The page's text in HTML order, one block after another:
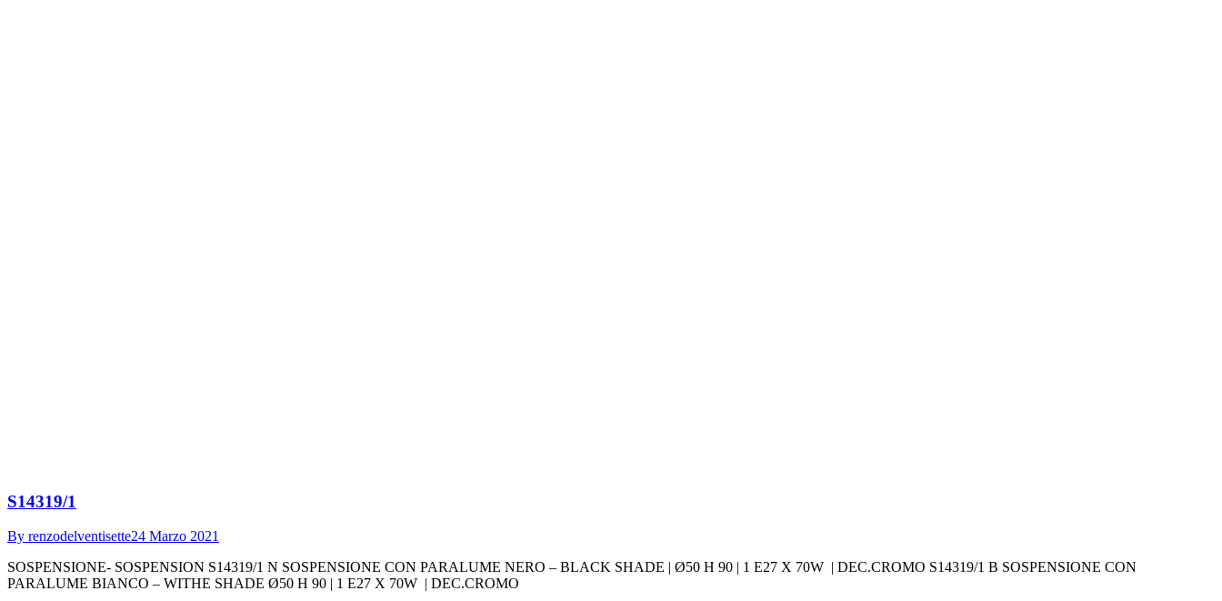
S14319/1
By renzodelventisette24 Marzo 2021
SOSPENSIONE- SOSPENSION S14319/1 N SOSPENSIONE CON PARALUME NERO – BLACK SHADE | Ø50 H 90 | 1 E27 X 70W | DEC.CROMO S14319/1 B SOSPENSIONE CON
PARALUME BIANCO – WITHE SHADE Ø50 H 90 | 1 E27 X 70W | DEC.CROMO